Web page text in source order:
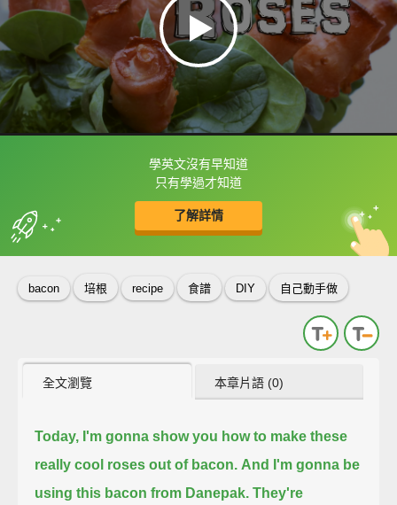
學英文沒有早知道
只有學過才知道
了解詳情
框選或點兩下字幕可以直接查字典喔！
收錄佳句 中
英
bacon 培根 recipe 食譜 DIY 自己動手做
全文瀏覽 本章片語 (0)
Today, I'm gonna show you how to make these
really cool roses out of bacon. And I'm gonna be
using this bacon from Danepak. They're